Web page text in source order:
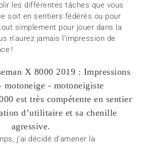
les différentes tâches que vous
soit en sentiers fédérés ou pour
simplement pour jouer dans la
n’aurez jamais l’impression de
!
est très compétente en sentier
d’utilitaire et sa chenille
agressive.
j’ai décidé d’amener la